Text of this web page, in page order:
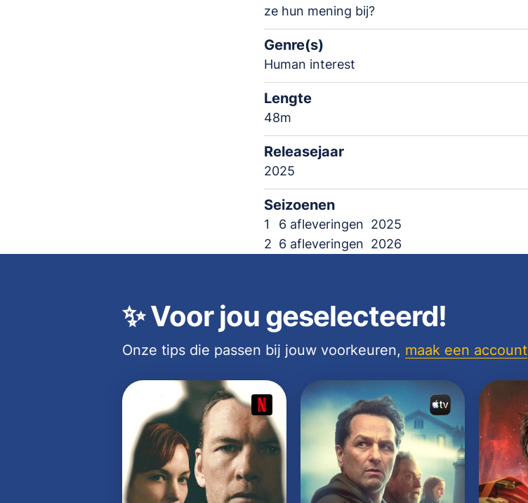
ze hun mening bij?
Genre(s)
Human interest
Lengte
48m
Releasejaar
2025
Seizoenen
1 6 afleveringen 2025
2 6 afleveringen 2026
✨Voor jou geselecteerd!
Onze tips die passen bij jouw voorkeuren, maak een account